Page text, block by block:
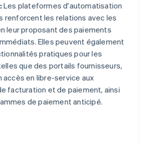
Les plateformes d'automatisation
renforcent les relations avec les
leur proposant des paiements
Elles peuvent également
pratiques pour les
que des portails fournisseurs,
accès en libre-service aux
facturation et de paiement, ainsi
de paiement anticipé.